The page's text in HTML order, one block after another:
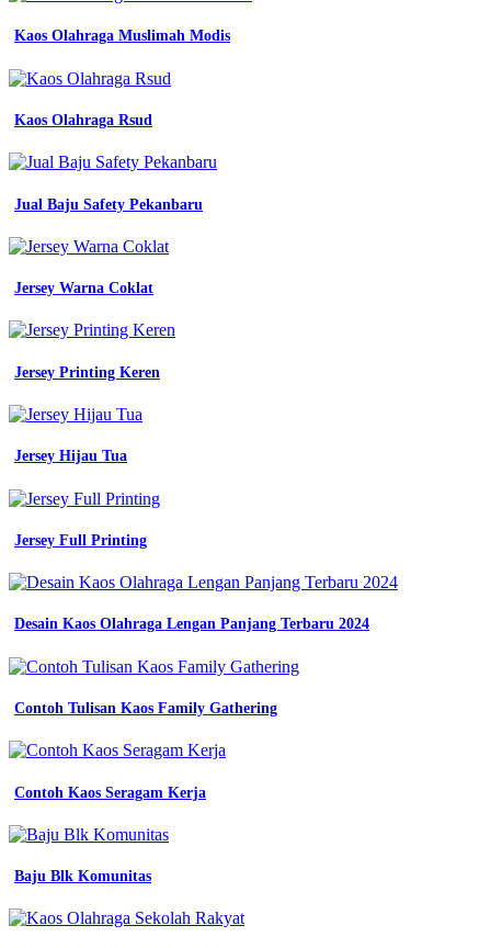
seragam
bekasi
seragam
atasan
kerja
seragam
kerja
Template
Baju
-
Batik
Negeri
-
Warna
Coksu
-
Apa
Jersey
-
Baju
Lapangan
Lengan
-
Futsal
-
Baju
Pdh
Hijau
Kaos Olahraga Muslimah Modis
Kaos Olahraga Rsud
Jual Baju Safety Pekanbaru
Jersey Warna Coklat
Jersey Printing Keren
Jersey Hijau Tua
Jersey Full Printing
Desain Kaos Olahraga Lengan Panjang Terbaru 2024
Contoh Tulisan Kaos Family Gathering
Contoh Kaos Seragam Kerja
Baju Blk Komunitas